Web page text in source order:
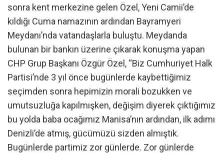
sonra kent merkezine gelen Özel, Yeni Camii’de
kıldığı Cuma namazının ardından Bayramyeri
Meydanı’nda vatandaşlarla buluştu. Meydanda
bulunan bir bankın üzerine çıkarak konuşma yapan
CHP Grup Başkanı Özgür Özel, “Biz Cumhuriyet Halk
Partisi’nde 3 yıl önce bugünlerde kaybettiğimiz
seçimden sonra hepimizin morali bozukken ve
umutsuzluğa kapılmışken, değişim diyerek çıktığımız
bu yolda baba ocağımız Manisa’nın ardından, ilk adımı
Denizli’de atmış, gücümüzü sizden almıştık.
Bugünlerde partimiz zor günlerde. Zor günlerde